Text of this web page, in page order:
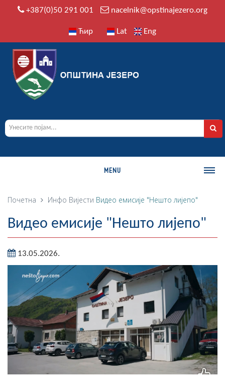
+387(0)50 291 001 nacelnik@opstinajezero.org
Ћир Lat Eng
MENU
О ОПШТИНИ
Историја
Географија
Насељена мјеста
Занимљивости
Фотогалерија
НАЧЕЛНИК
О Начелнику
Замјеник начелника
Почетна Инфо Вијести Видео емисије "Нешто лијепо"
Видео емисије "Нешто лијепо"
13.05.2026.